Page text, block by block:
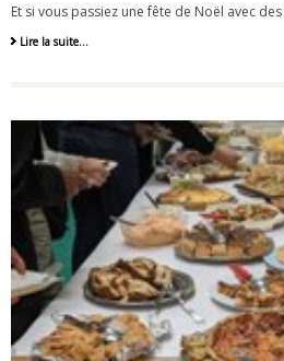
Et si vous passiez une fête de Noël avec
Lire la suite…